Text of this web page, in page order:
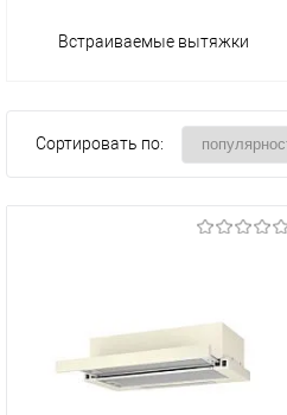
Встраиваемые вытяжки
Сортировать по: